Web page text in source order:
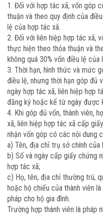
1. Đối với hợp tác xã, vốn góp
thuận và theo quy định của
lệ của hợp tác xã.
2. Đối với liên hiệp hợp tác xã,
thực hiện theo thỏa thuận và
không quá 30% vốn điều lệ của
3. Thời hạn, hình thức và mức
điều lệ, nhưng thời hạn góp đủ
ngày hợp tác xã, liên hiệp hợp
đăng ký hoặc kể từ ngày được
4. Khi góp đủ vốn, thành viên,
xã, liên hiệp hợp tác xã cấp
nhận vốn góp có các nội dung
a) Tên, địa chỉ trụ sở chính của
b) Số và ngày cấp giấy chứng
hợp tác xã;
c) Họ, tên, địa chỉ thường trú,
hoặc hộ chiếu của thành viên
pháp cho hộ gia đình.
Trường hợp thành viên là pháp